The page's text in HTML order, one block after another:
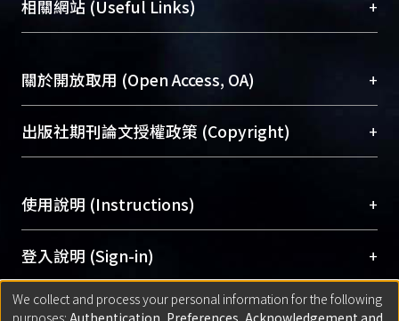
台，成為臺大學術典藏NTU scholars。期能整合研
成果。
To permanently archive and promote researcher
profiles and scholarly works, Library integrates the
services of “NTU Repository” with “Academic
總館學科館員(Main Library)
醫學圖書館學科館員(Medical Library)
Sciences Library)
相關網站 (Useful Links) +
關於開放取用 (Open Access, OA) +
開放取用是從使用者角度提升資訊取用性的社會運
動，應用在學術研究上是透過將研究著作公開供使
用逐年攀升。同時可加速研究發展、提升研究影響
Archive）平台。 （點選深入了解OA）
出版社期刊論文授權政策 (Copyright) +
含部分內容的版權非匯入者所有，或由第三方贊
助與合作完成，請確認該版權所有者及第三方同
意提供此授權。
Please represent that the submission is your
original work, and that you have the right to
使用說明 (Instructions) +
網站簡介(Quickstart Guide)
使用手冊(Instruction Manual)
線上預約服務(Booking Service)
登入說明 (Sign-in) +
方案一：臺灣大學計算機中心帳號登入
匯入著作 (Submission) +
We collect and process your personal information for the following
purposes: Authentication, Preferences, Acknowledgement and